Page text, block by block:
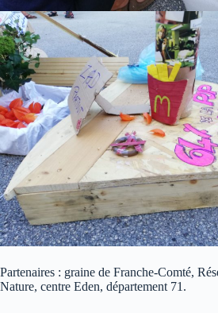
Partenaires : graine de Franche-Comté,
Nature, centre Eden, département 71.